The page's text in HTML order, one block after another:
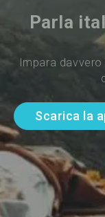
Parla
Impara
Scarica la